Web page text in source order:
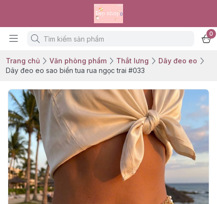
0
Trang chủ Văn phòng phẩm Thắt lưng
Dây đeo eo
Dây đeo eo sao biển tua rua ngọc trai #033